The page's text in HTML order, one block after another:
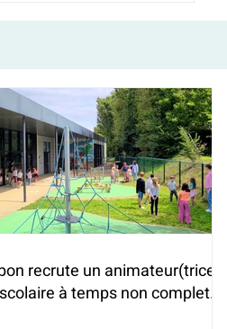
recrute un animateur(trice)
à temps non complet